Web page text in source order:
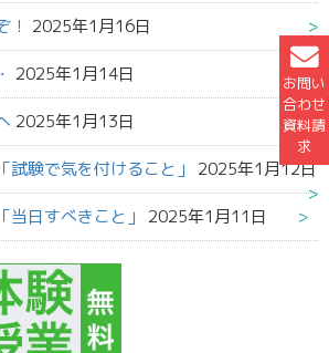
お問い
合わせ
資料請
求
！ 2025年1月16日
2025年1月14日
2025年1月13日
験で気を付けること」 2025年1月12日
日すべきこと」 2025年1月11日